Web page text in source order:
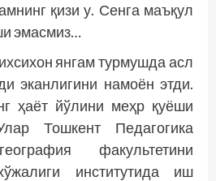
қизи у. Сенга маъқул
эмасмиз…
янгам турмушда асл
эканлигини намоён этди.
ҳаёт йўлини меҳр қуёши
Тошкент Педагогика
факультетини
институтида иш